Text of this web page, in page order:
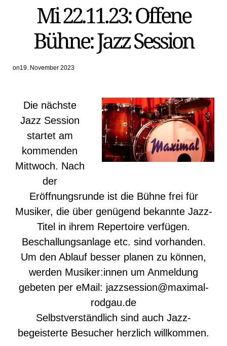
Mi 22.11.23: Offene
Bühne: Jazz Session
on19. November 2023
Die nächste
Jazz Session
startet am
kommenden
Mittwoch. Nach
der
Eröffnungsrunde ist die Bühne frei für
Musiker, die über genügend bekannte Jazz-
Titel in ihrem Repertoire verfügen.
Beschallungsanlage etc. sind vorhanden.
Um den Ablauf besser planen zu können,
werden Musiker:innen um Anmeldung
gebeten per eMail: jazzsession@maximal-
rodgau.de
Selbstverständlich sind auch Jazz-
begeisterte Besucher herzlich willkommen.